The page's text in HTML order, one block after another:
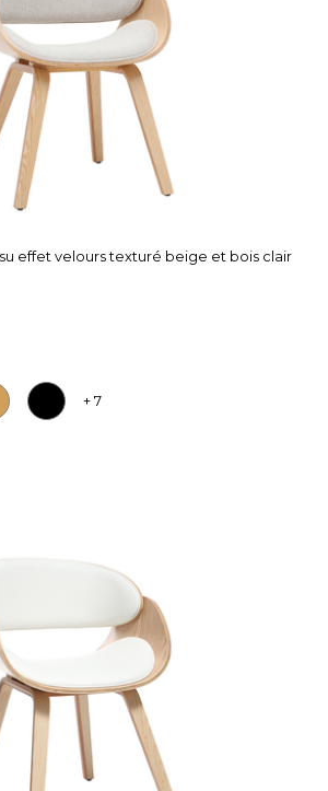
effet velours texturé beige et bois clair
+ 7